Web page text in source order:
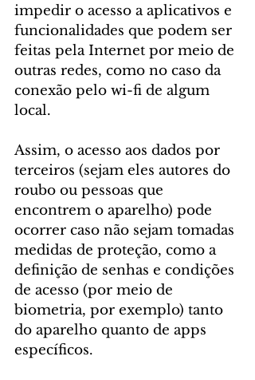
impedir o acesso a aplicativos e
funcionalidades que podem ser
feitas pela Internet por meio de
outras redes, como no caso da
conexão pelo wi-fi de algum
local.
Assim, o acesso aos dados por
terceiros (sejam eles autores do
roubo ou pessoas que
encontrem o aparelho) pode
ocorrer caso não sejam tomadas
medidas de proteção, como a
definição de senhas e condições
de acesso (por meio de
biometria, por exemplo) tanto
do aparelho quanto de apps
específicos.